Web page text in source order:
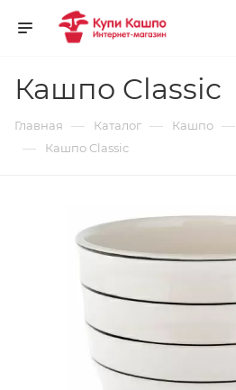
Кашпо Classic
Главная — Каталог — Кашпо —
— Кашпо Classic